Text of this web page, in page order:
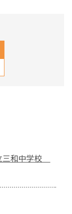
和中学校